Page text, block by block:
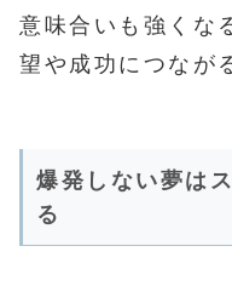
意味合いも強くな
望や成功につなが
爆発しない夢は
る